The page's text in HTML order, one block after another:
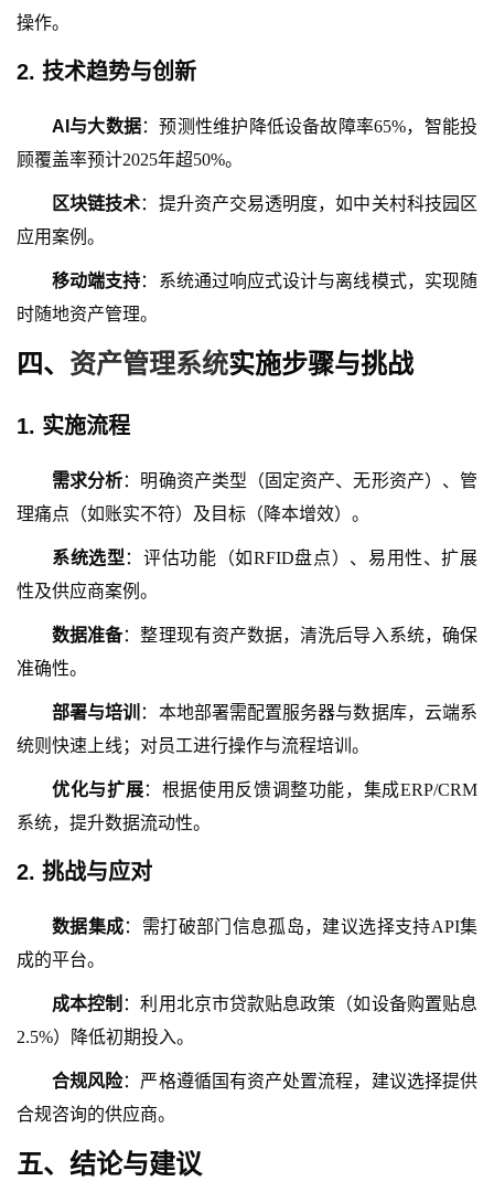
操作。
2. 技术趋势与创新
AI与大数据：预测性维护降低设备故障率65%，智能投
顾覆盖率预计2025年超50%。
区块链技术：提升资产交易透明度，如中关村科技园区
应用案例。
移动端支持：系统通过响应式设计与离线模式，实现随
时随地资产管理。
四、 资产管理系统实施步骤与挑战
1. 实施流程
需求分析：明确资产类型（固定资产、无形资产）、管
理痛点（如账实不符）及目标（降本增效）。
系统选型 ：评估功能（如RFID盘点）、易用性、扩展
性及供应商案例。
数据准备：整理现有资产数据，清洗后导入系统，确保
准确性。
部署与培训 ：本地部署需配置服务器与数据库，云端系
统则快速上线；对员工进行操作与流程培训。
优化与扩展：根据使用反馈调整功能，集成ERP/CRM
系统，提升数据流动性。
2. 挑战与应对
数据集成：需打破部门信息孤岛，建议选择支持API集
成的平台。
成本控制 ：利用北京市贷款贴息政策（如设备购置贴息
2.5%）降低初期投入。
合规风险：严格遵循国有资产处置流程，建议选择提供
合规咨询的供应商。
五、结论与建议